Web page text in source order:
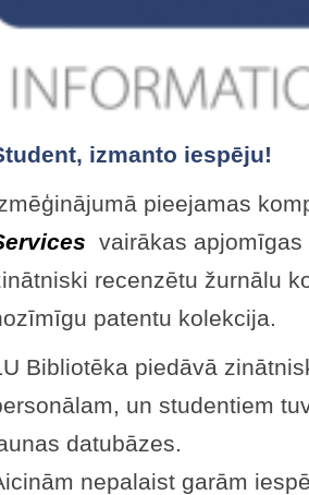
izmanto iespēju!
pieejamas
vairākas
recenzētu žurnālu
patentu kolekcija.
Bibliotēka piedāvā
un studentiem
datubāzes.
nepalaist garām